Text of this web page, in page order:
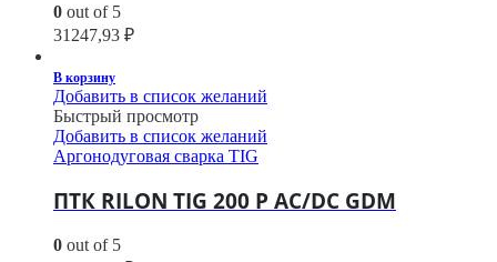
0 out of 5
31247,93 ₽
В корзину
Добавить в список желаний
Быстрый просмотр
Добавить в список желаний
Аргонодуговая сварка TIG
ПТК RILON TIG 200 P AC/DC GDM
0 out of 5